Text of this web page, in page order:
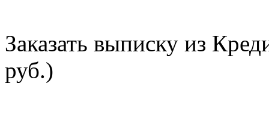
Заказать выписку из
руб.)